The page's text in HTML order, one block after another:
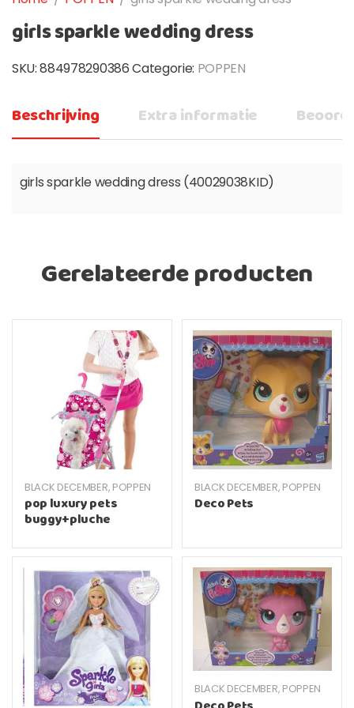
girls sparkle wedding dress
SKU:884978290386Categorie: POPPEN
Beschrijving Extra informatie
girls sparkle wedding dress (40029038KID)
Gerelateerde producten
BLACK DECEMBER, POPPEN
pop luxury pets
buggy+pluche
BLACK DECEMBER, POPPEN
Deco Pets
BLACK DECEMBER, POPPEN